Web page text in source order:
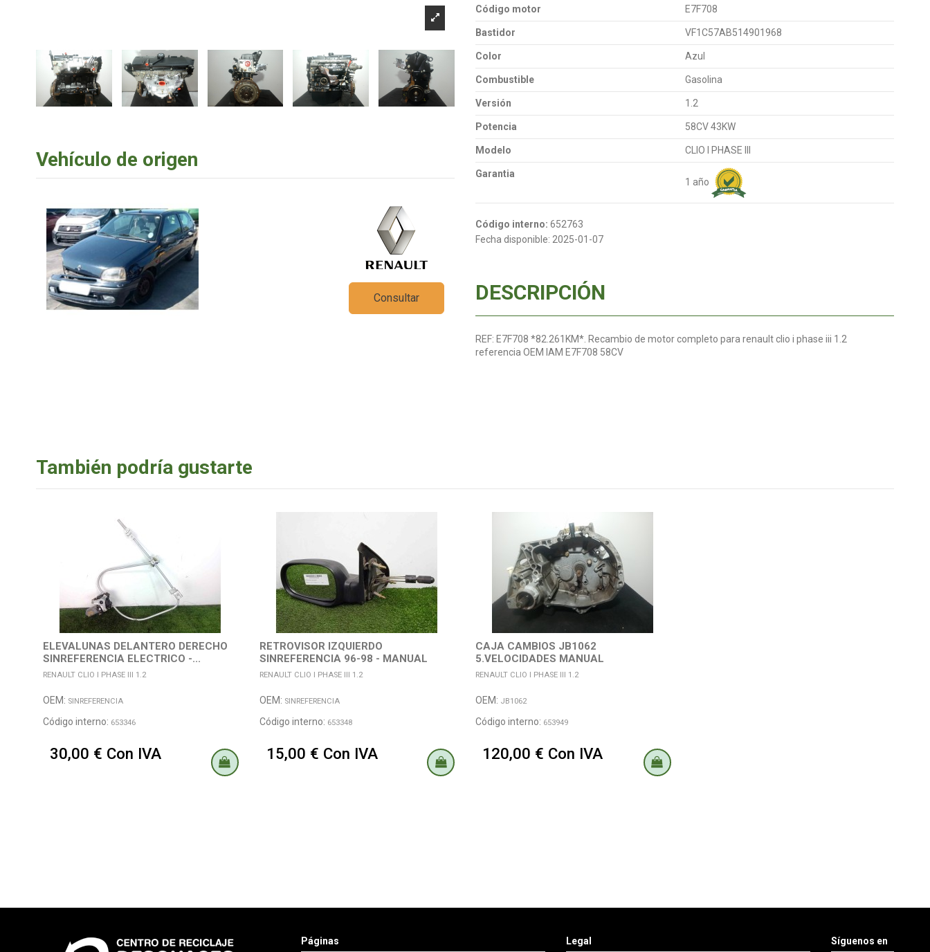
Vehículo de origen
Consultar
Código motor E7F708
Bastidor VF1C57AB514901968
Color Azul
Combustible Gasolina
Versión 1.2
Potencia 58CV 43KW
Modelo CLIO I PHASE III
Garantia
1 año
Código interno: 652763
Fecha disponible: 2025-01-07
DESCRIPCIÓN
REF: E7F708 *82.261KM*. Recambio de motor completo para renault clio i phase iii 1.2
referencia OEM IAM E7F708 58CV
También podría gustarte
ELEVALUNAS DELANTERO DERECHO
SINREFERENCIA ELECTRICO -...
RENAULT CLIO I PHASE III 1.2
OEM: SINREFERENCIA
Código interno: 653346
30,00 € Con IVA
RETROVISOR IZQUIERDO
SINREFERENCIA 96-98 - MANUAL
NEGRO
RENAULT CLIO I PHASE III 1.2
OEM: SINREFERENCIA
Código interno: 653348
15,00 € Con IVA
CAJA CAMBIOS JB1062
5.VELOCIDADES MANUAL
RENAULT CLIO I PHASE III 1.2
OEM: JB1062
Código interno: 653949
120,00 € Con IVA
Páginas Legal Síguenos en